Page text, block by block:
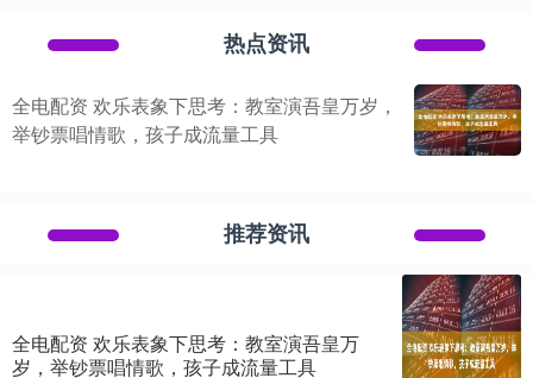
热点资讯
全电配资 欢乐表象下思考：教室演吾皇万岁，
举钞票唱情歌，孩子成流量工具
推荐资讯
全电配资 欢乐表象下思考：教室演吾皇万
岁，举钞票唱情歌，孩子成流量工具